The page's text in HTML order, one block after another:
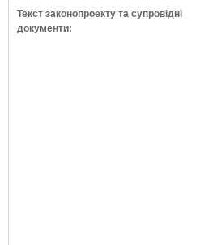
Текст законопроекту та супровідні
документи: